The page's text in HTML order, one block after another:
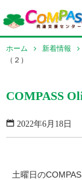
ホーム 新着情報
（２）
COMPASS
2022年6月18日
土曜日の